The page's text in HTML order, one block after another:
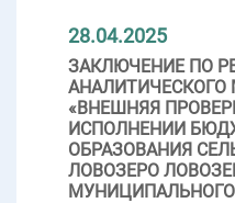
28.04.2025
ЗАКЛЮЧЕНИЕ ПО
АНАЛИТИЧЕСКОГО
«ВНЕШНЯЯ
ИСПОЛНЕНИИ
ОБРАЗОВАНИЯ
ЛОВОЗЕРО
МУНИЦИПАЛЬНОГО